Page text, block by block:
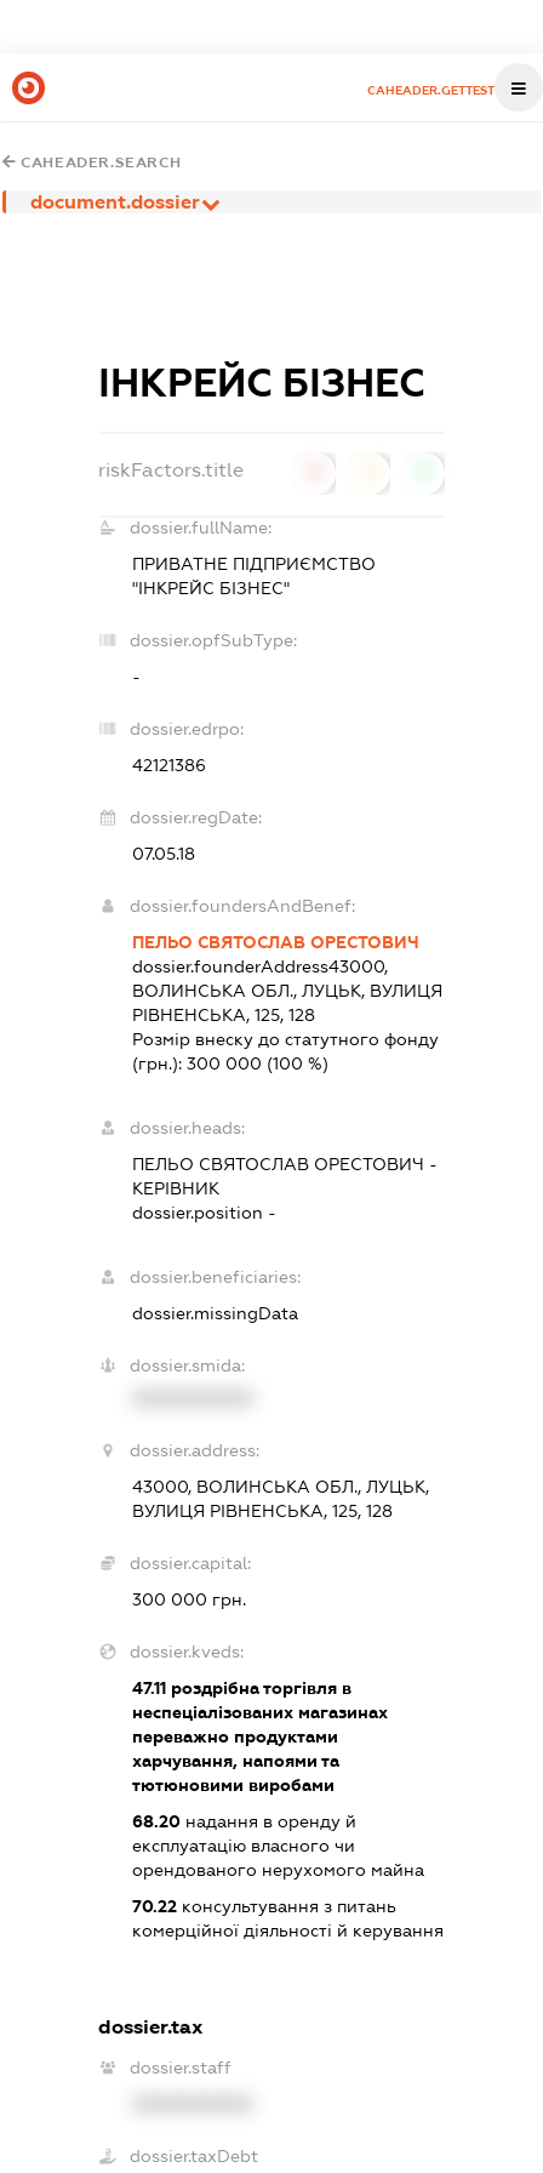
CAHEADER.GETTEST
CAHEADER.SEARCH
document.dossier
ІНКРЕЙС БІЗНЕС
riskFactors.title
dossier.fullName:
ПРИВАТНЕ ПІДПРИЄМСТВО
"ІНКРЕЙС БІЗНЕС"
dossier.opfSubType:
-
dossier.edrpo:
42121386
dossier.regDate:
07.05.18
dossier.foundersAndBenef:
ПЕЛЬО СВЯТОСЛАВ ОРЕСТОВИЧ
dossier.founderAddress43000,
ВОЛИНСЬКА ОБЛ., ЛУЦЬК, ВУЛИЦЯ
РІВНЕНСЬКА, 125, 128
Розмір внеску до статутного фонду
(грн.): 300 000 (100 %)
dossier.heads:
ПЕЛЬО СВЯТОСЛАВ ОРЕСТОВИЧ -
КЕРІВНИК
dossier.position -
dossier.beneficiaries:
dossier.missingData
dossier.smida:
dossier.address:
43000, ВОЛИНСЬКА ОБЛ., ЛУЦЬК,
ВУЛИЦЯ РІВНЕНСЬКА, 125, 128
dossier.capital:
300 000 грн.
dossier.kveds:
47.11роздрібна торгівля в
неспеціалізованих магазинах
переважно продуктами
харчування, напоями та
тютюновими виробами
68.20надання в оренду й
експлуатацію власного чи
орендованого нерухомого майна
70.22консультування з питань
комерційної діяльності й керування
dossier.tax
dossier.staff
dossier.taxDebt